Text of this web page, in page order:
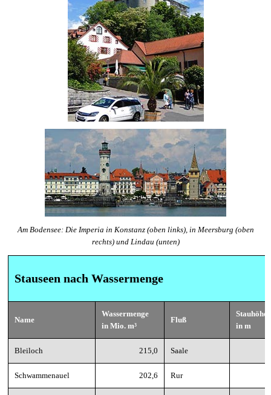
Am Bodensee: Die Imperia in Konstanz (oben links), in Meersburg (oben
rechts) und Lindau (unten)
Stauseen nach Wassermenge
Name
Wassermenge
in Mio. m³
Fluß
Stauhöhe
in m
Bleiloch 215,0 Saale
Schwammenauel 202,6 Rur